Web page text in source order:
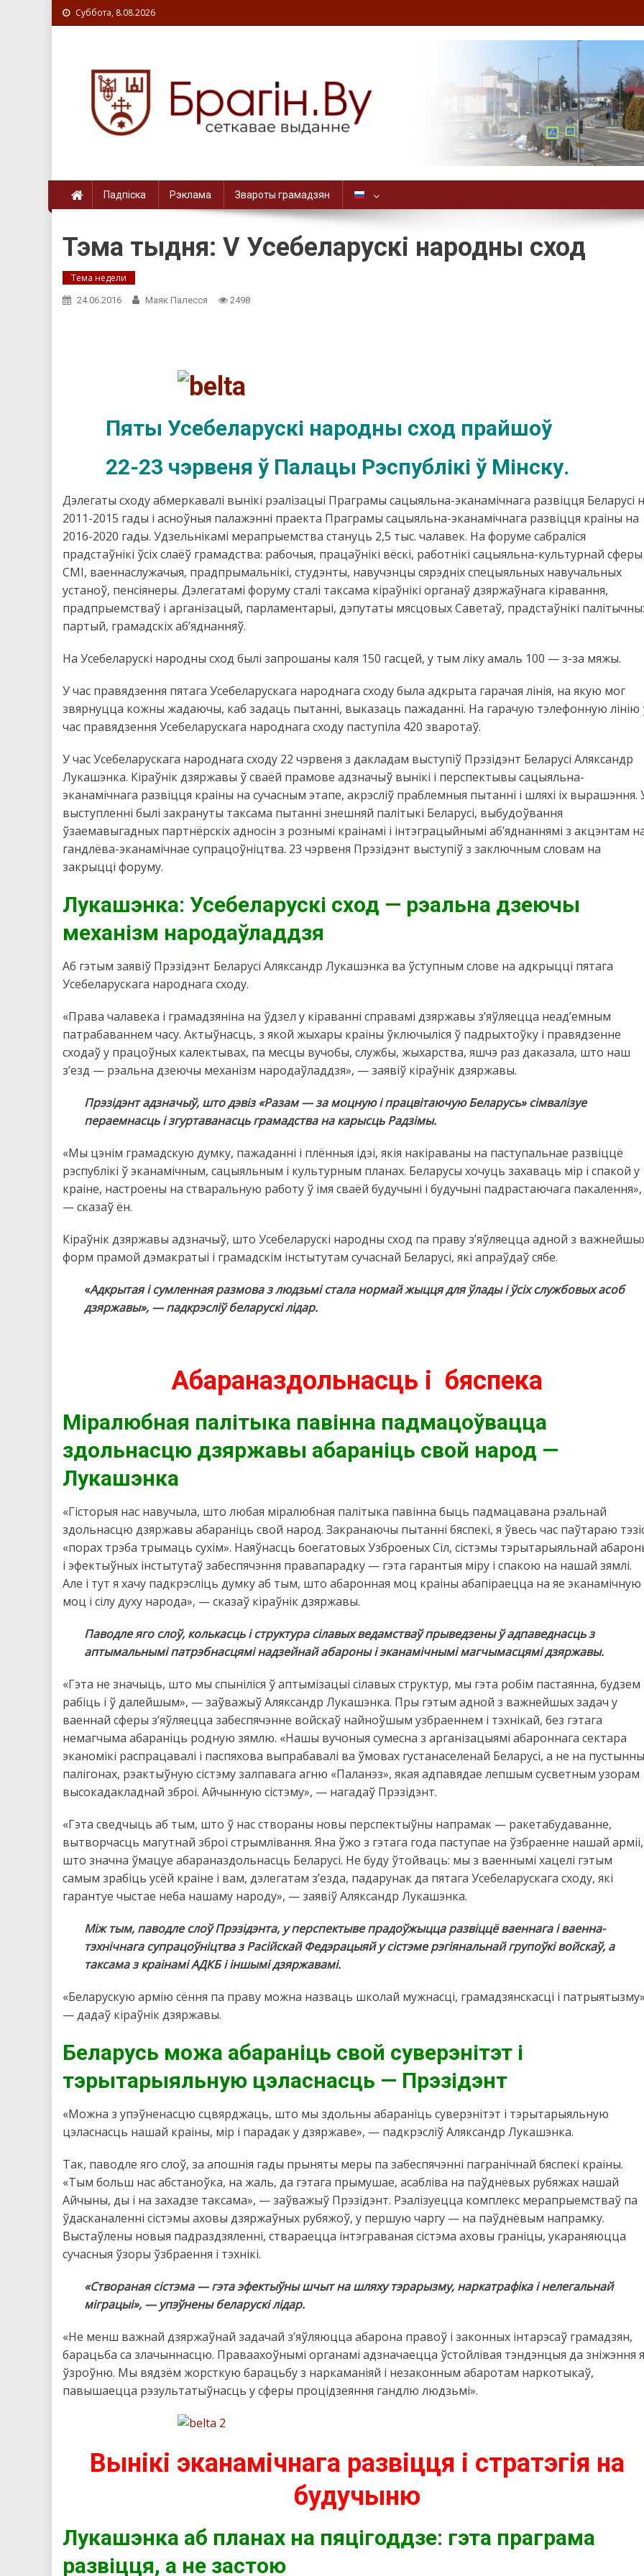
Суббота, 8.08.2026
Падпіска Рэклама Звароты грамадзян
Тэма тыдня: V Усебеларускі народны сход
Тема недели
24.06.2016 Маяк Палесся 2498
Пяты Усебеларускі народны сход прайшоў
22-23 чэрвеня ў Палацы Рэспублікі ў Мінску.
Дэлегаты сходу абмеркавалі вынікі рэалізацыі Праграмы сацыяльна-эканамічнага развіцця Беларусі
2011-2015 гады і асноўныя палажэнні праекта Праграмы сацыяльна-эканамічнага развіцця краіны на
2016-2020 гады. Удзельнікамі мерапрыемства стануць 2,5 тыс. чалавек. На форуме сабраліся
прадстаўнікі ўсіх слаёў грамадства: рабочыя, працаўнікі вёскі, работнікі сацыяльна-культурнай сферы
СМІ, ваеннаслужачыя, прадпрымальнікі, студэнты, навучэнцы сярэдніх спецыяльных навучальных
устаноў, пенсіянеры. Дэлегатамі форуму сталі таксама кіраўнікі органаў дзяржаўнага кіравання,
прадпрыемстваў і арганізацый, парламентарыі, дэпутаты мясцовых Саветаў, прадстаўнікі
партый, грамадскіх аб’яднанняў.
На Усебеларускі народны сход былі запрошаны каля 150 гасцей, у тым ліку амаль 100 — з-за мяжы.
У час правядзення пятага Усебеларускага народнага сходу была адкрыта гарачая лінія, на якую мог
звярнуцца кожны жадаючы, каб задаць пытанні, выказаць пажаданні. На гарачую тэлефонную лінію
час правядзення Усебеларускага народнага сходу паступіла 420 зваротаў.
У час Усебеларускага народнага сходу 22 чэрвеня з дакладам выступіў Прэзідэнт Беларусі Аляксандр
Лукашэнка. Кіраўнік дзяржавы ў сваёй прамове адзначыў вынікі і перспектывы сацыяльна-
эканамічнага развіцця краіны на сучасным этапе, акрэсліў праблемныя пытанні і шляхі іх вырашэння.
выступленні былі закрануты таксама пытанні знешняй палітыкі Беларусі, выбудоўвання
ўзаемавыгадных партнёрскіх адносін з рознымі краінамі і інтэграцыйнымі аб’яднаннямі з акцэнтам
гандлёва-эканамічнае супрацоўніцтва. 23 чэрвеня Прэзідэнт выступіў з заключным словам на
закрыцці форуму.
Лукашэнка: Усебеларускі сход — рэальна дзеючы
механізм народаўладдзя
Аб гэтым заявіў Прэзідэнт Беларусі Аляксандр Лукашэнка ва ўступным слове на адкрыцці пятага
Усебеларускага народнага сходу.
«Права чалавека і грамадзяніна на ўдзел у кіраванні справамі дзяржавы з’яўляецца неад’емным
патрабаваннем часу. Актыўнасць, з якой жыхары краіны ўключыліся ў падрыхтоўку і правядзенне
сходаў у працоўных калектывах, па месцы вучобы, службы, жыхарства, яшчэ раз даказала, што наш
з’езд — рэальна дзеючы механізм народаўладдзя», — заявіў кіраўнік дзяржавы.
Прэзідэнт адзначыў, што дэвіз «Разам — за моцную і працвітаючую Беларусь» сімвалізуе
пераемнасць і згуртаванасць грамадства на карысць Радзімы.
«Мы цэнім грамадскую думку, пажаданні і плённыя ідэі, якія накіраваны на паступальнае развіццё
рэспублікі ў эканамічным, сацыяльным і культурным планах. Беларусы хочуць захаваць мір і спакой у
краіне, настроены на стваральную работу ў імя сваёй будучыні і будучыні падрастаючага пакалення»,
— сказаў ён.
Кіраўнік дзяржавы адзначыў, што Усебеларускі народны сход па праву з’яўляецца адной з
форм прамой дэмакратыі і грамадскім інстытутам сучаснай Беларусі, які апраўдаў сябе.
«Адкрытая і сумленная размова з людзьмі стала нормай жыцця для ўлады і ўсіх службовых асоб
дзяржавы», — падкрэсліў беларускі лідар.
Абараназдольнасць і бяспека
Міралюбная палітыка павінна падмацоўвацца
здольнасцю дзяржавы абараніць свой народ —
Лукашэнка
«Гісторыя нас навучыла, што любая міралюбная палітыка павінна быць падмацавана рэальнай
здольнасцю дзяржавы абараніць свой народ. Закранаючы пытанні бяспекі, я ўвесь час паўтараю
«порах трэба трымаць сухім». Наяўнасць боегатовых Узброеных Сіл, сістэмы тэрытарыяльнай
і эфектыўных інстытутаў забеспячэння правапарадку — гэта гарантыя міру і спакою на нашай зямлі.
Але і тут я хачу падкрэсліць думку аб тым, што абаронная моц краіны абапіраецца на яе эканамічную
моц і сілу духу народа», — сказаў кіраўнік дзяржавы.
Паводле яго слоў, колькасць і структура сілавых ведамстваў прыведзены ў адпаведнасць з
аптымальнымі патрэбнасцямі надзейнай абароны і эканамічнымі магчымасцямі дзяржавы.
«Гэта не значыць, што мы спыніліся ў аптымізацыі сілавых структур, мы гэта робім пастаянна, будзем
рабіць і ў далейшым», — заўважыў Аляксандр Лукашэнка. Пры гэтым адной з важнейшых задач у
ваеннай сферы з’яўляецца забеспячэнне войскаў найноўшым узбраеннем і тэхнікай, без гэтага
немагчыма абараніць родную зямлю. «Нашы вучоныя сумесна з арганізацыямі абароннага сектара
эканомікі распрацавалі і паспяхова выпрабавалі ва ўмовах густанаселенай Беларусі, а не на
палігонах, рэактыўную сістэму залпавага агню «Паланэз», якая адпавядае лепшым сусветным узорам
высокадакладнай зброі. Айчынную сістэму», — нагадаў Прэзідэнт.
«Гэта сведчыць аб тым, што ў нас створаны новы перспектыўны напрамак — ракетабудаванне,
вытворчасць магутнай зброі стрымлівання. Яна ўжо з гэтага года паступае на ўзбраенне нашай арміі,
што значна ўмацуе абараназдольнасць Беларусі. Не буду ўтойваць: мы з ваеннымі хацелі гэтым
самым зрабіць усёй краіне і вам, дэлегатам з’езда, падарунак да пятага Усебеларускага сходу, які
гарантуе чыстае неба нашаму народу», — заявіў Аляксандр Лукашэнка.
Між тым, паводле слоў Прэзідэнта, у перспектыве прадоўжыцца развіццё ваеннага і ваенна-
тэхнічнага супрацоўніцтва з Расійскай Федэрацыяй у сістэме рэгіянальнай групоўкі войскаў, а
таксама з краінамі АДКБ і іншымі дзяржавамі.
«Беларускую армію сёння па праву можна назваць школай мужнасці, грамадзянскасці і
— дадаў кіраўнік дзяржавы.
Беларусь можа абараніць свой суверэнітэт і
тэрытарыяльную цэласнасць — Прэзідэнт
«Можна з упэўненасцю сцвярджаць, што мы здольны абараніць суверэнітэт і тэрытарыяльную
цэласнасць нашай краіны, мір і парадак у дзяржаве», — падкрэсліў Аляксандр Лукашэнка.
Так, паводле яго слоў, за апошнія гады прыняты меры па забеспячэнні пагранічнай бяспекі краіны.
«Тым больш нас абстаноўка, на жаль, да гэтага прымушае, асабліва на паўднёвых рубяжах нашай
Айчыны, ды і на захадзе таксама», — заўважыў Прэзідэнт. Рэалізуецца комплекс мерапрыемстваў па
ўдасканаленні сістэмы аховы дзяржаўных рубяжоў, у першую чаргу — на паўднёвым напрамку.
Выстаўлены новыя падраздзяленні, ствараецца інтэграваная сістэма аховы граніцы, укараняюцца
сучасныя ўзоры ўзбраення і тэхнікі.
«Створаная сістэма — гэта эфектыўны шчыт на шляху тэрарызму, наркатрафіка і нелегальнай
міграцыі», — упэўнены беларускі лідар.
«Не менш важнай дзяржаўнай задачай з’яўляюцца абарона правоў і законных інтарэсаў грамадзян,
барацьба са злачыннасцю. Праваахоўнымі органамі адзначаецца ўстойлівая тэндэнцыя да зніжэння
ўзроўню. Мы вядзём жорсткую барацьбу з наркаманіяй і незаконным абаротам наркотыкаў,
павышаецца рэзультатыўнасць у сферы процідзеяння гандлю людзьмі».
Вынікі эканамічнага развіцця і стратэгія на
будучыню
Лукашэнка аб планах на пяцігоддзе: гэта праграма
развіцця, а не застою